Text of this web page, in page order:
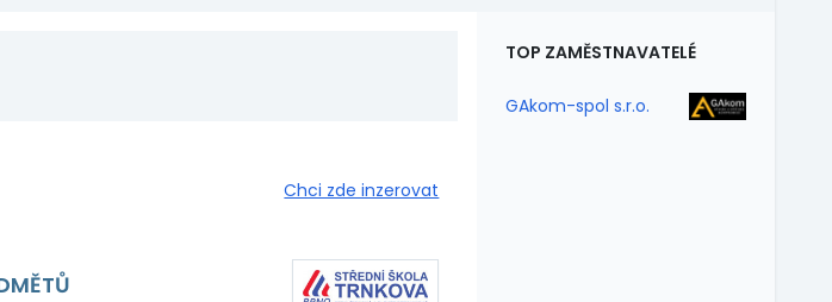
Chci zde inzerovat
TOP ZAMĚSTNAVATELÉ
GAkom-spol s.r.o.